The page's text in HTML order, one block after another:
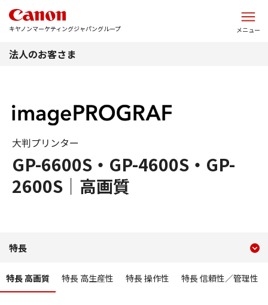
キヤノンマーケティングジャパングループ メニュー
法人のお客さま
GP-6600S・GP-4600S・GP-
2600S｜高画質
大判プリンター
GP-6600S・GP-4600S・
特長
特長 高画質 特長 高生産性 特長 操作性 特長 信頼性／管理性